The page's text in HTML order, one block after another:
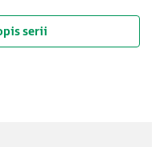
serii